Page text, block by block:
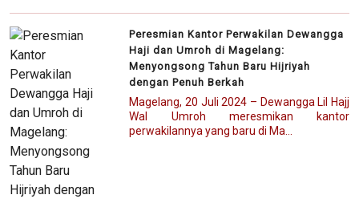
Peresmian Kantor Perwakilan Dewangga
Haji dan Umroh di Magelang:
Menyongsong Tahun Baru Hijriyah
dengan Penuh Berkah
Magelang, 20 Juli 2024 – Dewangga Lil Hajj
Wal Umroh meresmikan kantor
perwakilannya yang baru di Ma...